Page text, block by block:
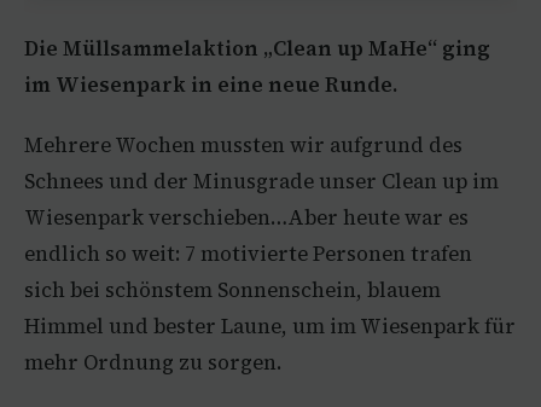
Die Müllsammelaktion „Clean up MaHe“ ging
im Wiesenpark in eine neue Runde.
Mehrere Wochen mussten wir aufgrund des
Schnees und der Minusgrade unser Clean up im
Wiesenpark verschieben…Aber heute war es
endlich so weit: 7 motivierte Personen trafen
sich bei schönstem Sonnenschein, blauem
Himmel und bester Laune, um im Wiesenpark für
mehr Ordnung zu sorgen.